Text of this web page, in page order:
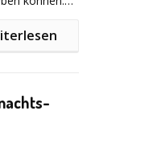
so macht